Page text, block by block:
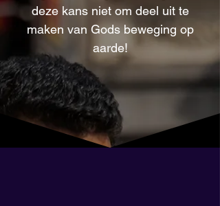
deze kans niet om deel uit te
maken van Gods beweging op
aarde!